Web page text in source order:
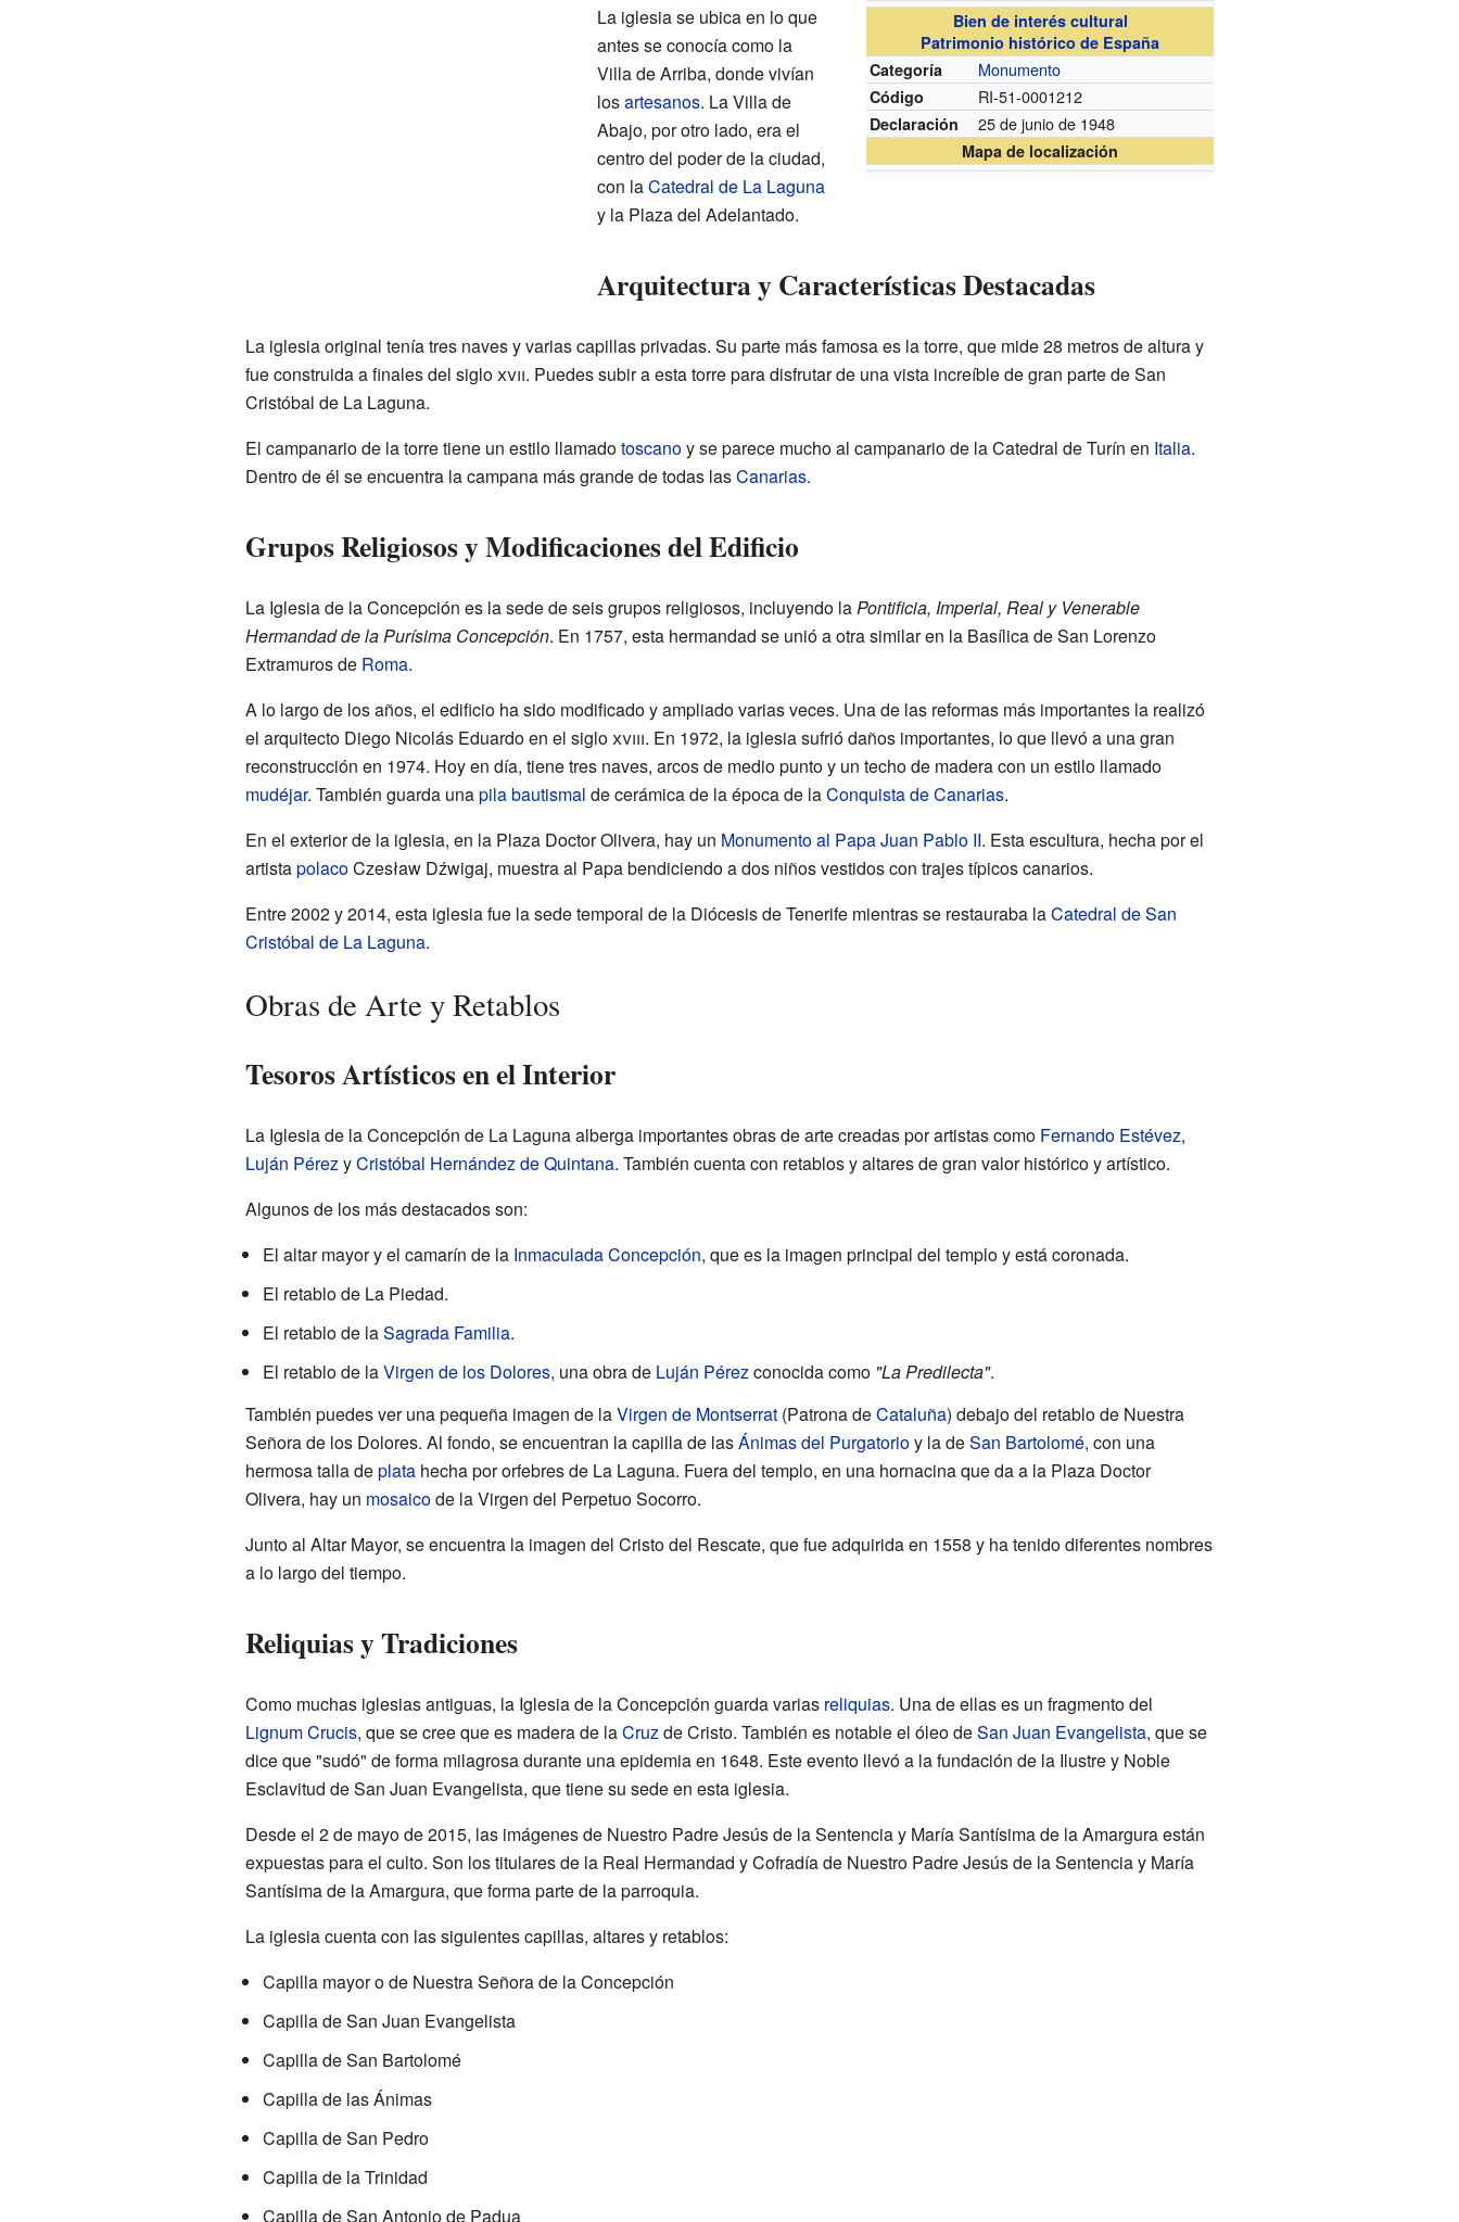
Bien de interés cultural
Patrimonio histórico de España
Categoría
Monumento
Código RI-51-0001212
Declaración 25 de junio de 1948
Mapa de localización
La iglesia se ubica en lo que
antes se conocía como la
Villa de Arriba, donde vivían
losartesanos. La Villa de
Abajo, por otro lado, era el
centro del poder de la ciudad,
con laCatedral de La Laguna
y la Plaza del Adelantado.
Arquitectura y Características Destacadas
La iglesia original tenía tres naves y varias capillas privadas. Su parte más famosa es la torre, que mide 28 metros de altura y
fue construida a finales del sigloxvii. Puedes subir a esta torre para disfrutar de una vista increíble de gran parte de San
Cristóbal de La Laguna.
El campanario de la torre tiene un estilo llamadotoscanoy se parece mucho al campanario de la Catedral de Turín en Italia.
Dentro de él se encuentra la campana más grande de todas lasCanarias.
Grupos Religiosos y Modificaciones del Edificio
La Iglesia de la Concepción es la sede de seis grupos religiosos, incluyendo laPontificia, Imperial, Real y Venerable
Hermandad de la Purísima Concepción. En 1757, esta hermandad se unió a otra similar en la Basílica de San Lorenzo
Extramuros de Roma.
A lo largo de los años, el edificio ha sido modificado y ampliado varias veces. Una de las reformas más importantes la realizó
el arquitecto Diego Nicolás Eduardo en el sigloxviii. En 1972, la iglesia sufrió daños importantes, lo que llevó a una gran
reconstrucción en 1974. Hoy en día, tiene tres naves, arcos de medio punto y un techo de madera con un estilo llamado
mudéjar. También guarda unapila bautismal de cerámica de la época de laConquista de Canarias.
En el exterior de la iglesia, en la Plaza Doctor Olivera, hay un Monumento al Papa Juan Pablo II. Esta escultura, hecha por el
artistapolacoCzesław Dźwigaj, muestra al Papa bendiciendo a dos niños vestidos con trajes típicos canarios.
Entre 2002 y 2014, esta iglesia fue la sede temporal de la Diócesis de Tenerife mientras se restauraba laCatedral de San
Cristóbal de La Laguna.
Obras de Arte y Retablos
Tesoros Artísticos en el Interior
La Iglesia de la Concepción de La Laguna alberga importantes obras de arte creadas por artistas como Fernando Estévez,
Luján PérezyCristóbal Hernández de Quintana. También cuenta con retablos y altares de gran valor histórico y artístico.
Algunos de los más destacados son:
El altar mayor y el camarín de la Inmaculada Concepción, que es la imagen principal del templo y está coronada.
El retablo de La Piedad.
El retablo de laSagrada Familia.
El retablo de laVirgen de los Dolores, una obra de Luján Pérezconocida como "La Predilecta".
También puedes ver una pequeña imagen de laVirgen de Montserrat(Patrona deCataluña) debajo del retablo de Nuestra
Señora de los Dolores. Al fondo, se encuentran la capilla de lasÁnimas del Purgatorioy la deSan Bartolomé, con una
hermosa talla deplatahecha por orfebres de La Laguna. Fuera del templo, en una hornacina que da a la Plaza Doctor
Olivera, hay un mosaicode la Virgen del Perpetuo Socorro.
Junto al Altar Mayor, se encuentra la imagen del Cristo del Rescate, que fue adquirida en 1558 y ha tenido diferentes nombres
a lo largo del tiempo.
Reliquias y Tradiciones
Como muchas iglesias antiguas, la Iglesia de la Concepción guarda varias reliquias. Una de ellas es un fragmento del
Lignum Crucis, que se cree que es madera de laCruzde Cristo. También es notable el óleo deSan Juan Evangelista, que se
dice que "sudó" de forma milagrosa durante una epidemia en 1648. Este evento llevó a la fundación de la Ilustre y Noble
Esclavitud de San Juan Evangelista, que tiene su sede en esta iglesia.
Desde el 2 de mayo de 2015, las imágenes de Nuestro Padre Jesús de la Sentencia y María Santísima de la Amargura están
expuestas para el culto. Son los titulares de la Real Hermandad y Cofradía de Nuestro Padre Jesús de la Sentencia y María
Santísima de la Amargura, que forma parte de la parroquia.
La iglesia cuenta con las siguientes capillas, altares y retablos:
Capilla mayor o de Nuestra Señora de la Concepción
Capilla de San Juan Evangelista
Capilla de San Bartolomé
Capilla de las Ánimas
Capilla de San Pedro
Capilla de la Trinidad
Capilla de San Antonio de Padua